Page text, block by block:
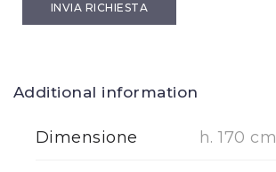
INVIA RICHIESTA
Additional information
Dimensione h. 170 cm